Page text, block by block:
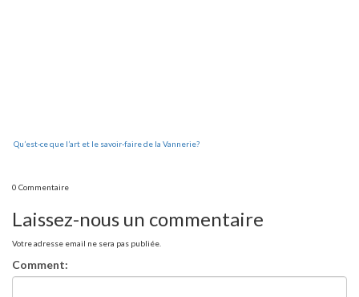
Qu’est-ce que l’art et le savoir-faire de la Vannerie?
0 Commentaire
Laissez-nous un commentaire
Votre adresse email ne sera pas publiée.
Comment: